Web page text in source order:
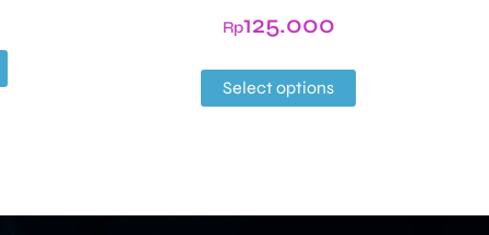
Rp125.000
Select options